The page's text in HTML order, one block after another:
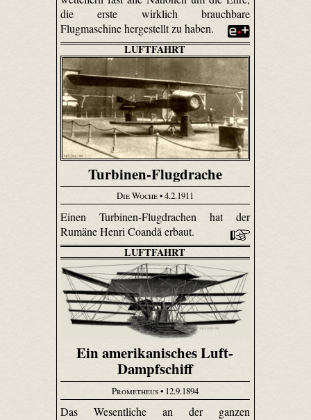
die erste wirklich brauchbare
Flugmaschine hergestellt zu haben.
LUFTFAHRT
Turbinen-Flugdrache
Die Woche• 4.2.1911
Einen Turbinen-Flugdrachen hat der
Rumäne Henri Coandă erbaut.
LUFTFAHRT
Ein amerikanisches Luft-
Dampfschiff
Prometheus• 12.9.1894
Das Wesentliche an der ganzen